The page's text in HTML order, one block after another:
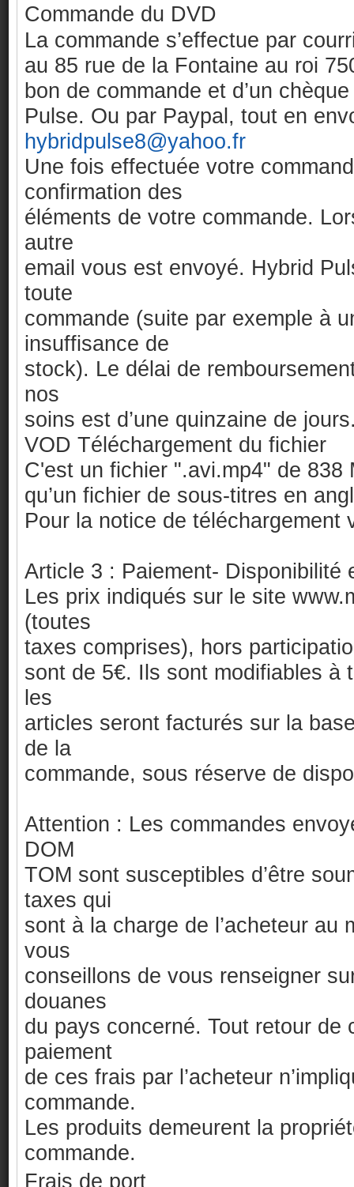
Commande du DVD
La commande s’effectue par
au 85 rue de la Fontaine au roi
bon de commande et d’un
Pulse. Ou par Paypal, tout en
hybridpulse8@yahoo.fr
Une fois effectuée votre
confirmation des
éléments de votre commande.
autre
email vous est envoyé. Hybrid
toute
commande (suite par exemple à
insuffisance de
stock). Le délai de
nos
soins est d’une quinzaine de
VOD Téléchargement du fichier
C'est un fichier ".avi.mp4" de
qu’un fichier de sous-titres en
Pour la notice de téléchargement
Article 3 : Paiement- Disponibilité
Les prix indiqués sur le site
(toutes
taxes comprises), hors
sont de 5€. Ils sont modifiables à
les
articles seront facturés sur la
de la
commande, sous réserve de
Attention : Les commandes
DOM
TOM sont susceptibles d’être
taxes qui
sont à la charge de l’acheteur
vous
conseillons de vous renseigner
douanes
du pays concerné. Tout retour
paiement
de ces frais par l’acheteur
commande.
Les produits demeurent la
commande.
Frais de port